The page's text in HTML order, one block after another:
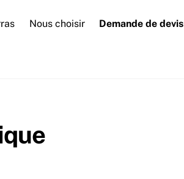
Nous choisir Demande de devis